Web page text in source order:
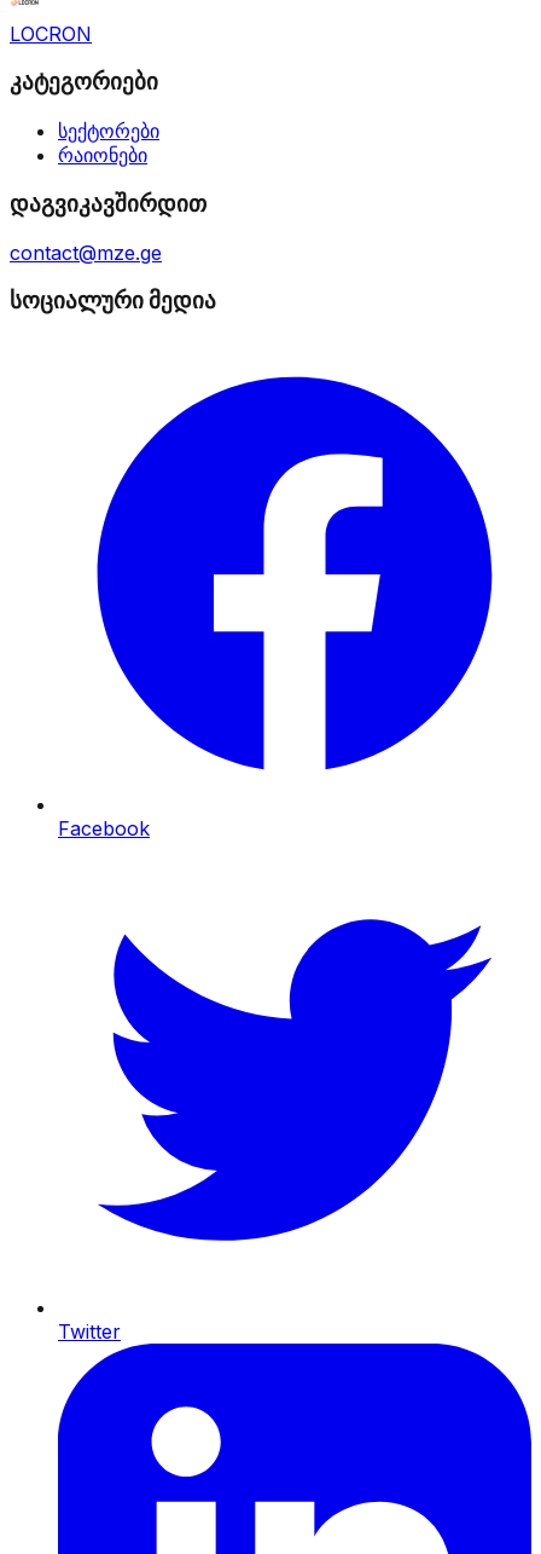
LOCRON
კატეგორიები
სექტორები
რაიონები
დაგვიკავშირდით
contact@mze.ge
სოციალური მედია
Facebook
Twitter